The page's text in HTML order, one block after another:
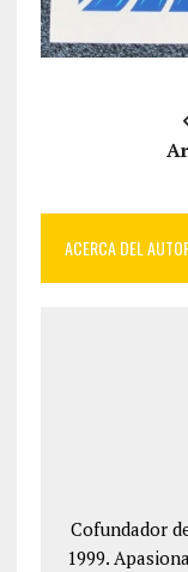
ACERCA DEL
Cofundador
1999.